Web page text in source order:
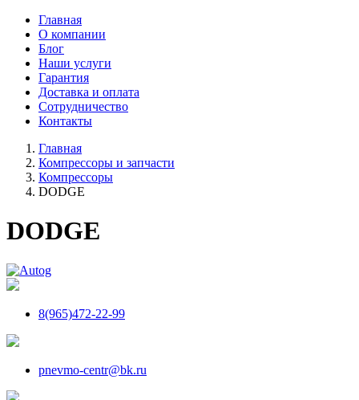
Главная
О компании
Блог
Наши услуги
Гарантия
Доставка и оплата
Сотрудничество
Контакты
Главная
Компрессоры и запчасти
Компрессоры
DODGE
DODGE
8(965)472-22-99
pnevmo-centr@bk.ru